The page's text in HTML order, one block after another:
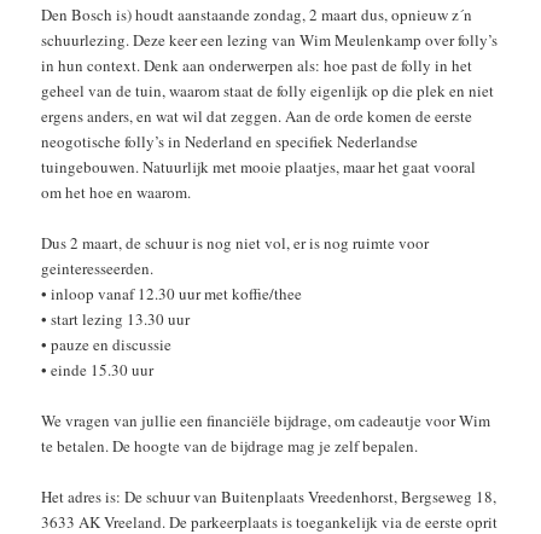
Den Bosch is) houdt aanstaande zondag, 2 maart dus, opnieuw z´n
schuurlezing. Deze keer een lezing van Wim Meulenkamp over folly’s
in hun context. Denk aan onderwerpen als: hoe past de folly in het
geheel van de tuin, waarom staat de folly eigenlijk op die plek en niet
ergens anders, en wat wil dat zeggen. Aan de orde komen de eerste
neogotische folly’s in Nederland en specifiek Nederlandse
tuingebouwen. Natuurlijk met mooie plaatjes, maar het gaat vooral
om het hoe en waarom.
Dus 2 maart, de schuur is nog niet vol, er is nog ruimte voor
geinteresseerden.
• inloop vanaf 12.30 uur met koffie/thee
• start lezing 13.30 uur
• pauze en discussie
• einde 15.30 uur
We vragen van jullie een financiële bijdrage, om cadeautje voor Wim
te betalen. De hoogte van de bijdrage mag je zelf bepalen.
Het adres is: De schuur van Buitenplaats Vreedenhorst, Bergseweg 18,
3633 AK Vreeland. De parkeerplaats is toegankelijk via de eerste oprit